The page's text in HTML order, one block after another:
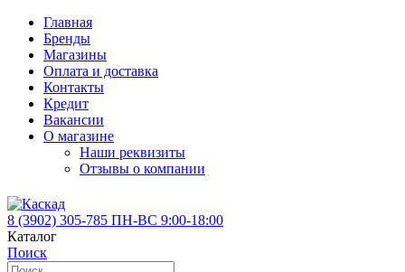
Главная
Бренды
Магазины
Оплата и доставка
Контакты
Кредит
Вакансии
О магазине
Наши реквизиты
Отзывы о компании
8 (3902) 305-785 ПН-ВС 9:00-18:00
Каталог
Поиск